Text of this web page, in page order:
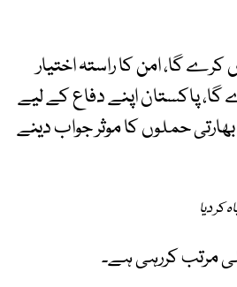
گا، امن کا راستہ اختیار
پاکستان اپنے دفاع کے لیے
حملوں کا موثر جواب دینے
مرتب کررہی ہے۔